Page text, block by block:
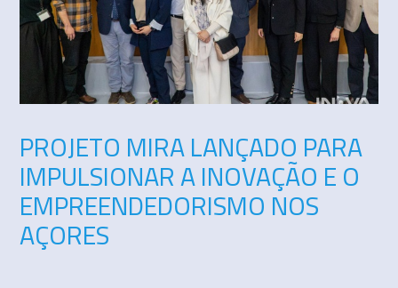
PROJETO MIRA LANÇADO PARA
IMPULSIONAR A INOVAÇÃO E O
EMPREENDEDORISMO NOS
AÇORES